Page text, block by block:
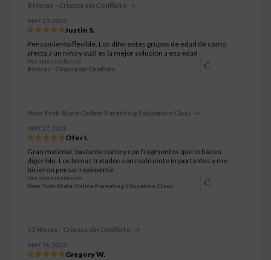
8 Horas - Crianza sin Conflicto
MAY 29, 2023
Justin S.
Pensamiento flexible. Los diferentes grupos de edad de cómo
afecta a un niño y cuál es la mejor solución a esa edad
Ver más reseñas de
8 Horas - Crianza sin Conflicto
New York State Online Parenting Education Class
MAY 27, 2023
Ofer I.
Gran material, bastante corto y con fragmentos que lo hacen
digerible. Los temas tratados son realmente importantes y me
hicieron pensar realmente
Ver más reseñas de
New York State Online Parenting Education Class
12 Horas - Crianza sin Conflicto
MAY 26, 2023
Gregory W.